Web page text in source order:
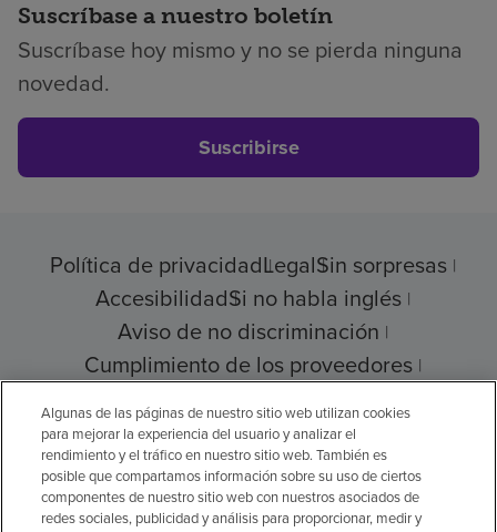
Suscríbase a nuestro boletín
Suscríbase hoy mismo y no se pierda ninguna
novedad.
Suscribirse
Política de privacidadLegalSin sorpresas
AccesibilidadSi no habla inglés
Aviso de no discriminación
Cumplimiento de los proveedores
© 2026 Encompass Health Corporation
Algunas de las páginas de nuestro sitio web utilizan cookies
para mejorar la experiencia del usuario y analizar el
rendimiento y el tráfico en nuestro sitio web. También es
posible que compartamos información sobre su uso de ciertos
componentes de nuestro sitio web con nuestros asociados de
redes sociales, publicidad y análisis para proporcionar, medir y